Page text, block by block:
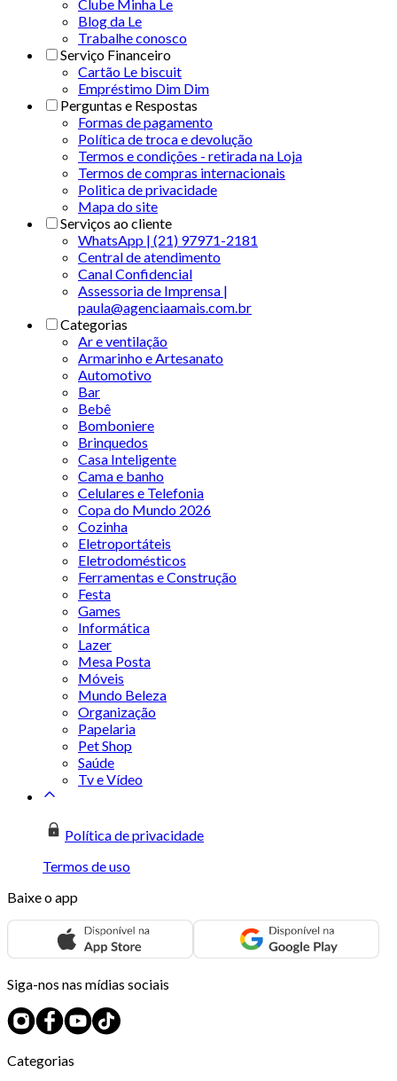
Clube Minha Le
Blog da Le
Trabalhe conosco
Serviço Financeiro
Cartão Le biscuit
Empréstimo Dim Dim
Perguntas e Respostas
Formas de pagamento
Política de troca e devolução
Termos e condições - retirada na Loja
Termos de compras internacionais
Politica de privacidade
Mapa do site
Serviços ao cliente
WhatsApp | (21) 97971-2181
Central de atendimento
Canal Confidencial
Assessoria de Imprensa |
paula@agenciaamais.com.br
Categorias
Ar e ventilação
Armarinho e Artesanato
Automotivo
Bar
Bebê
Bomboniere
Brinquedos
Casa Inteligente
Cama e banho
Celulares e Telefonia
Copa do Mundo 2026
Cozinha
Eletroportáteis
Eletrodomésticos
Ferramentas e Construção
Festa
Games
Informática
Lazer
Mesa Posta
Móveis
Mundo Beleza
Organização
Papelaria
Pet Shop
Saúde
Tv e Vídeo
Política de privacidade
Termos de uso
Baixe o app
Siga-nos nas mídias sociais
Categorias